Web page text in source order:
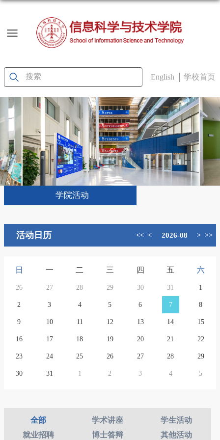
English 学校首页
学院活动
活动日历 << < 2026-08 > >>
日 一 二 三 四 五 六
26 27 28 29 30 31 1
2 3 4 5 6 7 8
9 10 11 12 13 14 15
16 17 18 19 20 21 22
23 24 25 26 27 28 29
30 31 1 2 3 4 5
全部 学术讲座
学生活动
就业招聘
博士答辩 其他活动